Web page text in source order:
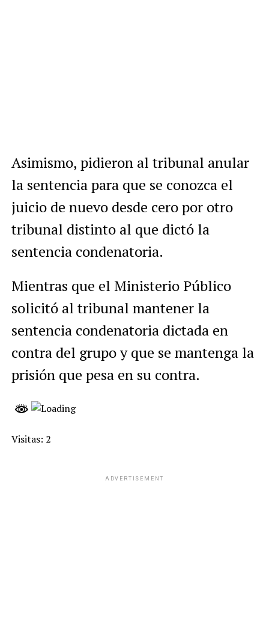
Asimismo, pidieron al tribunal anular
la sentencia para que se conozca el
juicio de nuevo desde cero por otro
tribunal distinto al que dictó la
sentencia condenatoria.
Mientras que el Ministerio Público
solicitó al tribunal mantener la
sentencia condenatoria dictada en
contra del grupo y que se mantenga la
prisión que pesa en su contra.
Visitas: 2
ADVERTISEMENT